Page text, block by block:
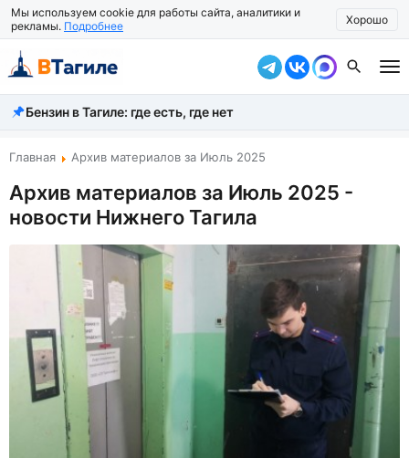
Мы используем cookie для работы сайта, аналитики и
рекламы. Подробнее Хорошо
Все новости
Происшествия
Город
Власть
Общество
Рассказать новость
Бензин в Тагиле: где есть, где нет
Главная Архив материалов за Июль 2025
Архив материалов за Июль 2025 -
новости Нижнего Тагила